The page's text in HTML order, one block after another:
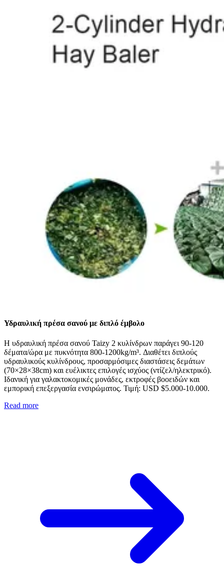
Υδραυλική πρέσα σανού με διπλό έμβολο
Η υδραυλική πρέσα σανού Taizy 2 κυλίνδρων παράγει 90-120
δέματα/ώρα με πυκνότητα 800-1200kg/m³. Διαθέτει διπλούς
υδραυλικούς κυλίνδρους, προσαρμόσιμες διαστάσεις δεμάτων
(70×28×38cm) και ευέλικτες επιλογές ισχύος (ντίζελ/ηλεκτρικό).
Ιδανική για γαλακτοκομικές μονάδες, εκτροφές βοοειδών και
εμπορική επεξεργασία ενσιρώματος. Τιμή: USD $5.000-10.000.
Read more